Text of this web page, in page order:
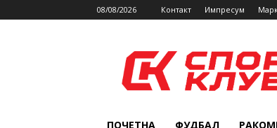
08/08/2026 Контакт Импресум
ПОЧЕТНА ФУДБАЛ